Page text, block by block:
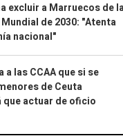
excluir a Marruecos de
de 2030: "Atenta
nacional"
a las CCAA que si se
de Ceuta
actuar de oficio